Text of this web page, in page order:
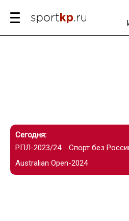
Сегодня:
РПЛ-2023/24
Спорт без
Australian Open-2024